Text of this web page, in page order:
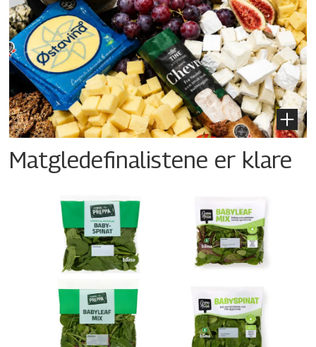
Matgledefinalistene er klare